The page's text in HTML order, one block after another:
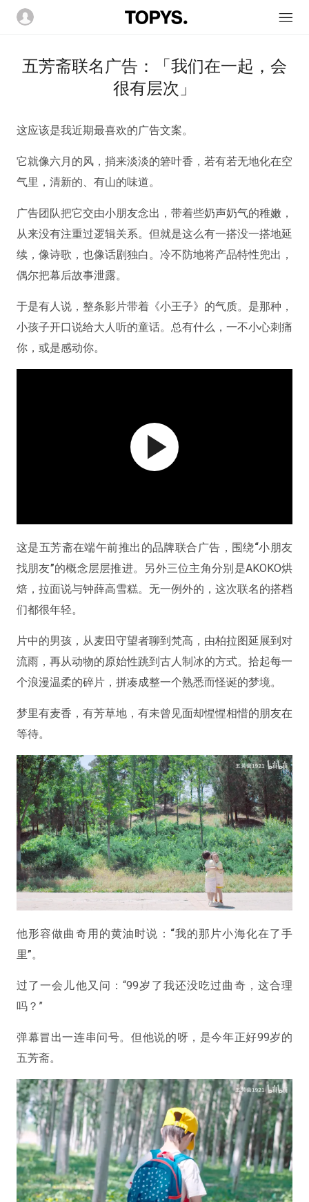
五芳斋联名广告：「我们在一起，会
很有层次」
这应该是我近期最喜欢的广告文案。
它就像六月的风，捎来淡淡的箬叶香，若有若无地化在空
气里，清新的、有山的味道。
广告团队把它交由小朋友念出，带着些奶声奶气的稚嫩，
从来没有注重过逻辑关系。但就是这么有一搭没一搭地延
续，像诗歌，也像话剧独白。冷不防地将产品特性兜出，
偶尔把幕后故事泄露。
于是有人说，整条影片带着《小王子》的气质。是那种，
小孩子开口说给大人听的童话。总有什么，一不小心刺痛
你，或是感动你。
这是五芳斋在端午前推出的品牌联合广告，围绕“小朋友
找朋友”的概念层层推进。另外三位主角分别是AKOKO烘
焙，拉面说与钟薛高雪糕。无一例外的，这次联名的搭档
们都很年轻。
片中的男孩，从麦田守望者聊到梵高，由柏拉图延展到对
流雨，再从动物的原始性跳到古人制冰的方式。拾起每一
个浪漫温柔的碎片，拼凑成整一个熟悉而怪诞的梦境。
梦里有麦香，有芳草地，有未曾见面却惺惺相惜的朋友在
等待。
他形容做曲奇用的黄油时说： “我的那片小海化在了手
里”。
过了一会儿他又问：“99岁了我还没吃过曲奇，这合理
吗？”
弹幕冒出一连串问号。但他说的呀，是今年正好99岁的
五芳斋。